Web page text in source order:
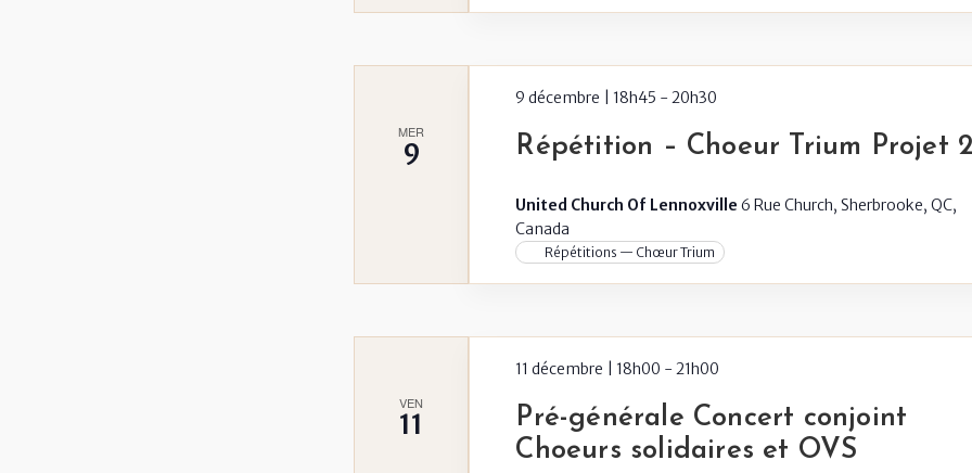
MER
9 Répétition – Choeur Trium Projet
9 décembre | 18h45 -20h30
United Church Of Lennoxville6 Rue Church, Sherbrooke, QC,
Canada
Répétitions — Chœur Trium
VEN
11
Pré-générale Concert conjoint
Choeurs solidaires et OVS
11 décembre | 18h00 -21h00